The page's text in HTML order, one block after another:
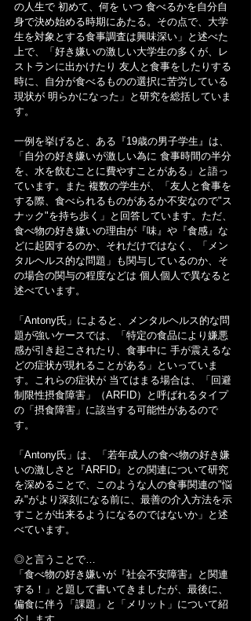
の人生で 初めて、何を いつ 食べるかを自分自
身で決め始める時期にあたる。その点で、大学
生を対象とする食事調査は興味深い」と述べた
上で、「好き嫌いの激しい大学生の多くが、レ
ストランに出かけたり 友人と食事をしたりする
時に、自分が食べるものの選択に苦労している
現状が 明らかになった」と研究を総括していま
す。
一例を挙げると、ある『19歳の男子学生』は、
「自分の好き嫌いが激しい為に 食事時間の半分
を、水を飲むことに費やすことがある」と語っ
ています。また 複数の学生が、「友人と食事を
する際、食べられるものがあるか不安なので"ス
ナック"を持ち歩く」と回答しています。ただ、
食べ物の好き嫌いの理由が『味』や『食感』な
どに起因するのか、それだけではなく、「メン
タルヘルス的な問題」も関与しているのか、そ
の場合の関与の程度などは 個人個人で異なると
述べています。
「Antony氏」によると、メンタルヘルス的な問
題が強いケースでは、「特定の食品により嫌悪
感が引き起こされたり、食事中に 手が震えるな
どの症状が現れることがある」といっていま
す。これらの症状が 当てはまる場合は、「回避
制限性摂食障害」（ARFID）と呼ばれるタイプ
の「摂食障害」に該当する可能性があるので
す。
「Antony氏」は、「若年成人の食べ物の好き嫌
いの激しさと『ARFID』との関連について研究
を深めることで、このような人の食事関連の"悩
み"がより深刻になる前に、最善の介入方法を示
すことが出来るようになるのではないか」と述
べています。
◎と言うことで…
「食べ物の好き嫌いが『社会不安障害』と関連
する！」と題して書いてきましたが、最後に、
偏食に伴う「課題」と「メリット」について紹